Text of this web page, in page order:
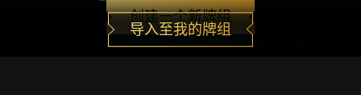
创建一个新牌组
导入至我的牌组
CD PROJEKT®, The Witcher®, GWENT® 是由CD